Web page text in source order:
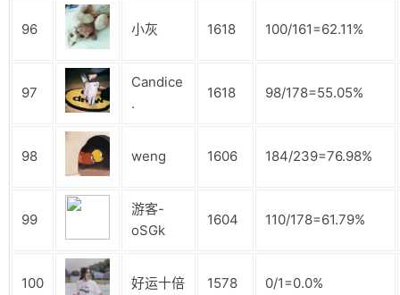
96 小灰 1618 100/161=62.11%
97
Candice
.
1618 98/178=55.05%
98 weng 1606 184/239=76.98%
99
游客-
oSGk
1604 110/178=61.79%
100 好运十倍 1578 0/1=0.0%